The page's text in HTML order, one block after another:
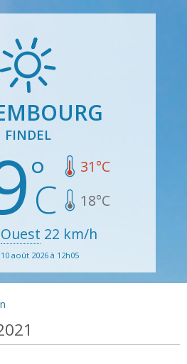
FINDEL
31°C
18°C
Ouest 22 km/h
août 2026 à 12h05